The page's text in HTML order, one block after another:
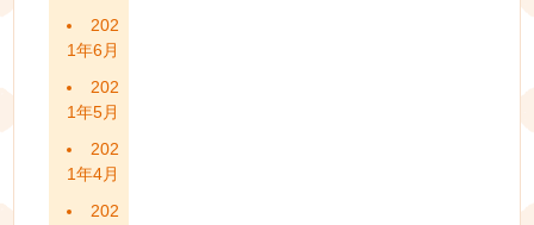
202
1年6月
202
1年5月
202
1年4月
202